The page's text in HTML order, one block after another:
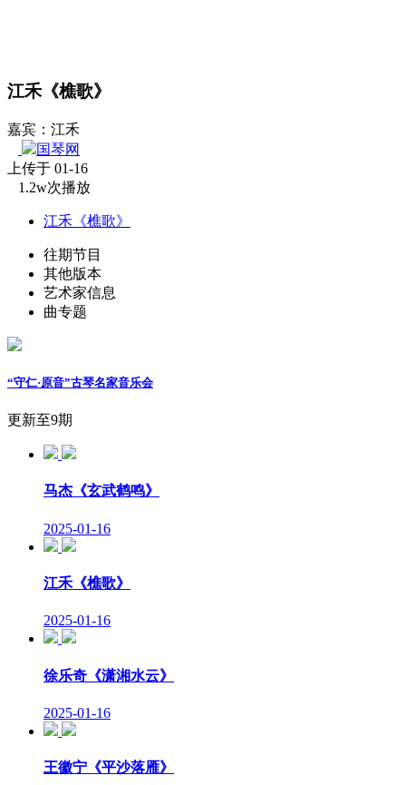
江禾《樵歌》
嘉宾：江禾
国琴网
上传于 01-16
1.2w次播放
江禾《樵歌》
往期节目
其他版本
艺术家信息
曲专题
“守仁·原音”古琴名家音乐会
更新至9期
马杰《玄武鹤鸣》
2025-01-16
江禾《樵歌》
2025-01-16
徐乐奇《潇湘水云》
2025-01-16
王徽宁《平沙落雁》